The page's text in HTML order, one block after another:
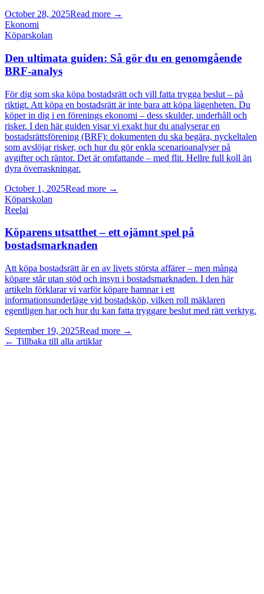
October 28, 2025Read more →
Ekonomi
Köparskolan
Den ultimata guiden: Så gör du en genomgående
BRF‑analys
För dig som ska köpa bostadsrätt och vill fatta trygga beslut – på
riktigt. Att köpa en bostadsrätt är inte bara att köpa lägenheten. Du
köper in dig i en förenings ekonomi – dess skulder, underhåll och
risker. I den här guiden visar vi exakt hur du analyserar en
bostadsrättsförening (BRF): dokumenten du ska begära, nyckeltalen
som avslöjar risker, och hur du gör enkla scenarioanalyser på
avgifter och räntor. Det är omfattande – med flit. Hellre full koll än
dyra överraskningar.
October 1, 2025Read more →
Köparskolan
Reelai
Köparens utsatthet – ett ojämnt spel på
bostadsmarknaden
Att köpa bostadsrätt är en av livets största affärer – men många
köpare står utan stöd och insyn i bostadsmarknaden. I den här
artikeln förklarar vi varför köpare hamnar i ett
informationsunderläge vid bostadsköp, vilken roll mäklaren
egentligen har och hur du kan fatta tryggare beslut med rätt verktyg.
September 19, 2025Read more →
← Tillbaka till alla artiklar